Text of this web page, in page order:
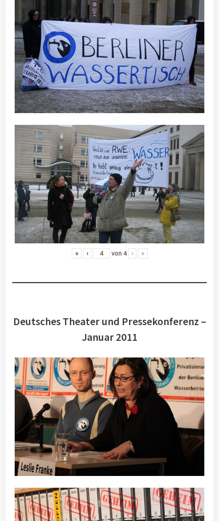
« ‹ von 4 › »
Deutsches Theater und Pressekonferenz –
Januar 2011